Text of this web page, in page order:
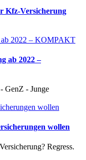
Kfz-Versicherung
ab 2022 – KOMPAKT
ab 2022 –
wollen
wollen